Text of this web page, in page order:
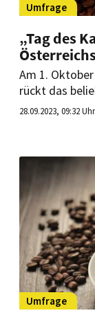
Umfrage
„Tag des
Am 1.
rückt das
Doch wie
28.09.2023, 09:32 Uhr
Umfrage